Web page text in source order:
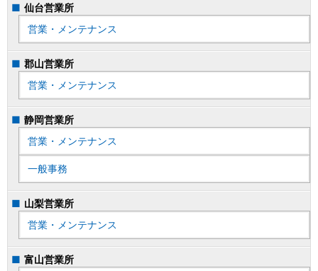
仙台営業所
営業・メンテナンス
郡山営業所
営業・メンテナンス
静岡営業所
営業・メンテナンス
一般事務
山梨営業所
営業・メンテナンス
富山営業所